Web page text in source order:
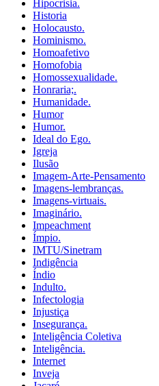
Hipocrisia.
Historia
Holocausto.
Hominismo.
Homoafetivo
Homofobia
Homossexualidade.
Honraria;.
Humanidade.
Humor
Humor.
Ideal do Ego.
Igreja
Ilusão
Imagem-Arte-Pensamento
Imagens-lembranças.
Imagens-virtuais.
Imaginário.
Impeachment
Ímpio.
IMTU/Sinetram
Indigência
Índio
Indulto.
Infectologia
Injustiça
Insegurança.
Inteligência Coletiva
Inteligência.
Internet
Inveja